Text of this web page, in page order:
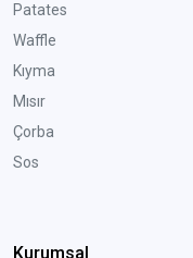
Patates
Waffle
Kıyma
Mısır
Çorba
Sos
Kurumsal